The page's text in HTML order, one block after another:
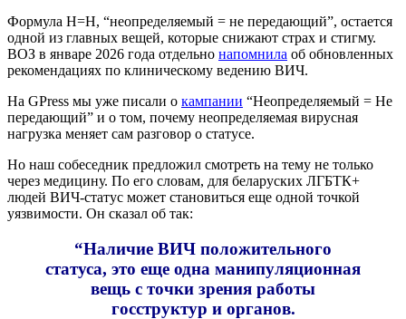
Формула Н=Н, “неопределяемый = не передающий”, остается
одной из главных вещей, которые снижают страх и стигму.
ВОЗ в январе 2026 года отдельно напомнила об обновленных
рекомендациях по клиническому ведению ВИЧ.
На GPress мы уже писали о кампании “Неопределяемый = Не
передающий” и о том, почему неопределяемая вирусная
нагрузка меняет сам разговор о статусе.
Но наш собеседник предложил смотреть на тему не только
через медицину. По его словам, для беларуских ЛГБТК+
людей ВИЧ-статус может становиться еще одной точкой
уязвимости. Он сказал об так:
“Наличие ВИЧ положительного
статуса, это еще одна манипуляционная
вещь с точки зрения работы
госструктур и органов.